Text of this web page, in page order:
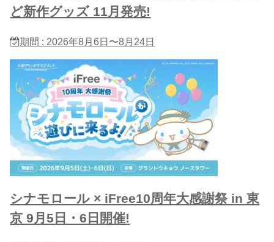
ど新作グッズ 11月発売!
期間 : 2026年8月6日〜8月24日
シナモロール × iFree10周年大感謝祭 in 東
京 9月5日・6日開催!